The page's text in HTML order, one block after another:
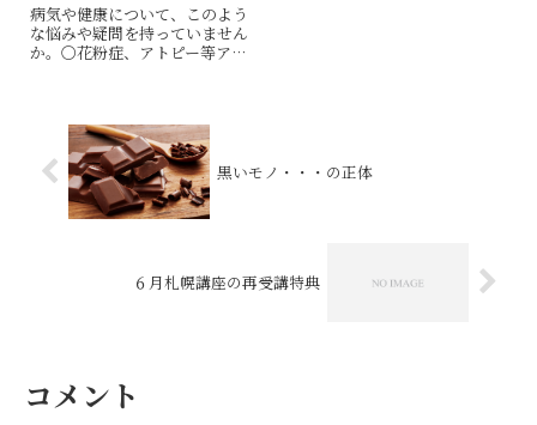
病気や健康について、このよう
な悩みや疑問を持っていません
か。〇花粉症、アトピー等アレ
がいるのは？〇無添加や無農薬
など身体に良い食生活を心がけ
ているのに病気に...
黒いモノ・・・の正体
６月札幌講座の再受講特典
コメント